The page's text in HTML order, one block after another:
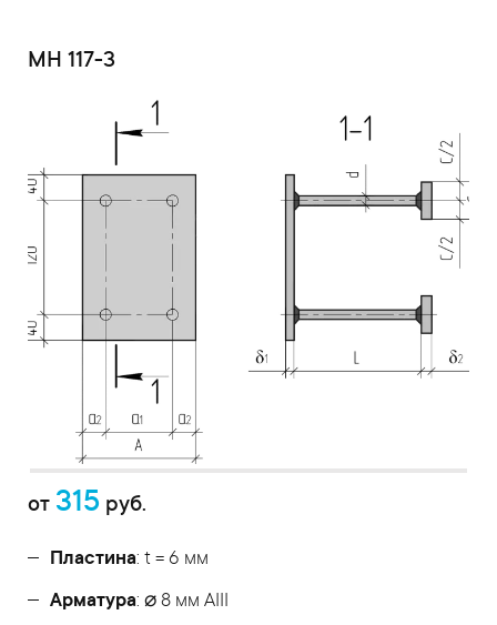
МН 117-3
от 315 руб.
Пластина: t = 6 мм
Арматура: ⌀ 8 мм АIII